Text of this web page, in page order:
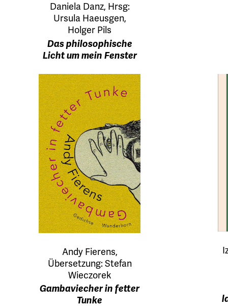
Daniela Danz, Hrsg:
Ursula Haeusgen,
Holger Pils
Das philosophische
Licht um mein Fenster
Andy Fierens,
Übersetzung: Stefan
Wieczorek
Gambaviecher in fetter
Tunke